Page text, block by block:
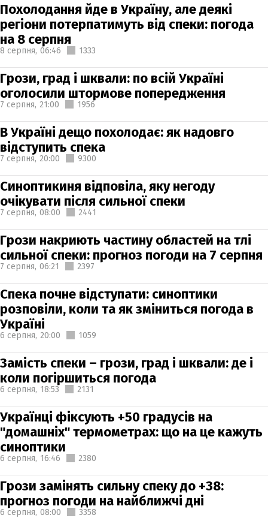
Похолодання йде в Україну, але деякі
регіони потерпатимуть від спеки: погода
на 8 серпня
8 серпня, 06:46 1333
Грози, град і шквали: по всій Україні
оголосили штормове попередження
7 серпня, 21:00 1956
В Україні дещо похолодає: як надовго
відступить спека
7 серпня, 20:00 9300
Синоптикиня відповіла, яку негоду
очікувати після сильної спеки
7 серпня, 08:00 2441
Грози накриють частину областей на тлі
сильної спеки: прогноз погоди на 7 серпня
7 серпня, 06:21 2397
Спека почне відступати: синоптики
розповіли, коли та як зміниться погода в
Україні
6 серпня, 20:00 1059
Замість спеки – грози, град і шквали: де і
коли погіршиться погода
6 серпня, 18:53 2131
Українці фіксують +50 градусів на
"домашніх" термометрах: що на це кажуть
синоптики
6 серпня, 16:46 2380
Грози замінять сильну спеку до +38:
прогноз погоди на найближчі дні
6 серпня, 08:00 3358